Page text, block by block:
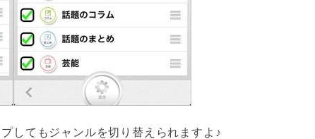
してもジャンルを切り替えられますよ♪